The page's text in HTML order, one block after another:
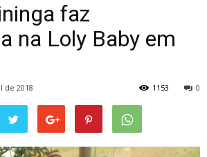
faz
na Loly Baby em
de 2018 0
1153